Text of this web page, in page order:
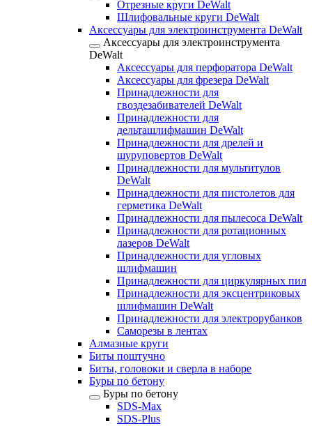
Отрезные круги DeWalt
Шлифовальные круги DeWalt
Аксессуары для электроинструмента DeWalt
Аксессуары для электроинструмента
DeWalt
Аксессуары для перфоратора DeWalt
Аксессуары для фрезера DeWalt
Принадлежности для
гвоздезабивателей DeWalt
Принадлежности для
дельташлифмашин DeWalt
Принадлежности для дрелей и
шуруповертов DeWalt
Принадлежности для мультитулов
DeWalt
Принадлежности для пистолетов для
герметика DeWalt
Принадлежности для пылесоса DeWalt
Принадлежности для ротационных
лазеров DeWalt
Принадлежности для угловых
шлифмашин
Принадлежности для циркулярных пил
Принадлежности для эксцентриковых
шлифмашин DeWalt
Принадлежности для электрорубанков
Саморезы в лентах
Алмазные круги
Биты поштучно
Биты, головоки и сверла в наборе
Буры по бетону
Буры по бетону
SDS-Max
SDS-Plus